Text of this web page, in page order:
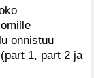
onnistuu
1, part 2 ja